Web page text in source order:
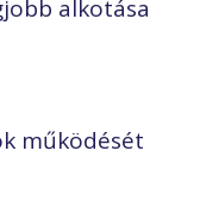
alkotása
működését